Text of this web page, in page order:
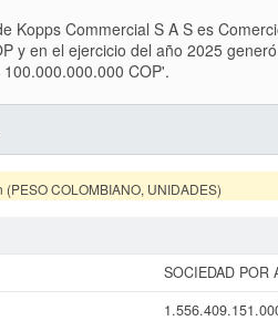
Kopps Commercial S A S es
y en el ejercicio del año 2025
COP'.
COLOMBIANO, UNIDADES)
SOCIEDAD POR